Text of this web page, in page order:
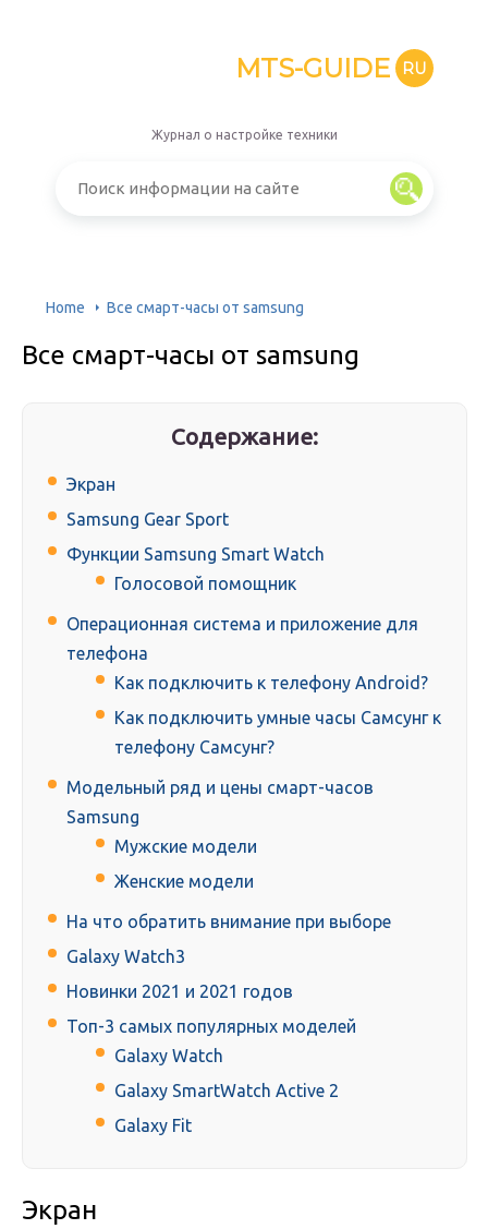
MTS-GUIDE RU
Журнал о настройке техники
Home Все смарт-часы от samsung
Все смарт-часы от samsung
Содержание:
Экран
Samsung Gear Sport
Функции Samsung Smart Watch
Голосовой помощник
Операционная система и приложение для
телефона
Как подключить к телефону Android?
Как подключить умные часы Самсунг к
телефону Самсунг?
Модельный ряд и цены смарт-часов
Samsung
Мужские модели
Женские модели
На что обратить внимание при выборе
Galaxy Watch3
Новинки 2021 и 2021 годов
Топ-3 самых популярных моделей
Galaxy Watch
Galaxy SmartWatch Active 2
Galaxy Fit
Экран